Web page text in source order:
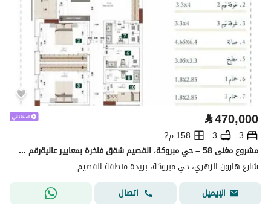
⃁470,000
3
3
158 م2
مشروع مغنى 58 – حي مبروكة، القصيم شقق فاخرة بمعايير عاليةرقم الوحدة 15
شارع هارون الزهري، حي مبروكة، بريدة منطقة القصيم
الإيميل
اتصال